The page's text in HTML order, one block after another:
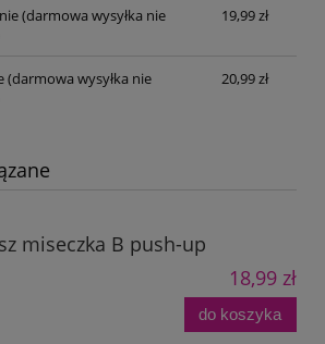
(darmowa wysyłka nie
19,99 zł
(darmowa wysyłka nie
20,99 zł
miseczka B push-up
18,99 zł
do koszyka